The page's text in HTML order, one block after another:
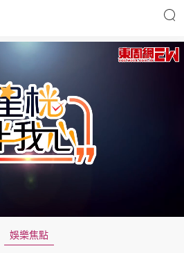
優享生活
娛樂焦點